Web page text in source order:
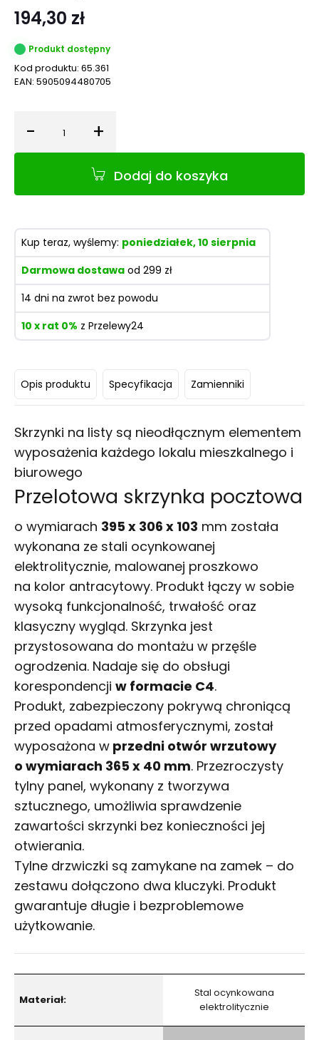
Opis produktu Specyfikacja Zamienniki
Skrzynki na listy są nieodłącznym elementem
wyposażenia każdego lokalu mieszkalnego i
biurowego
Przelotowa skrzynka pocztowa
o wymiarach 395 x 306 x 103 mm została
wykonana ze stali ocynkowanej
elektrolitycznie, malowanej proszkowo
na kolor antracytowy. Produkt łączy w sobie
wysoką funkcjonalność, trwałość oraz
klasyczny wygląd. Skrzynka jest
przystosowana do montażu w przęśle
ogrodzenia. Nadaje się do obsługi
korespondencji w formacie C4.
Produkt, zabezpieczony pokrywą chroniącą
przed opadami atmosferycznymi, został
wyposażona w przedni otwór wrzutowy
o wymiarach 365 x 40 mm. Przezroczysty
tylny panel, wykonany z tworzywa
sztucznego, umożliwia sprawdzenie
zawartości skrzynki bez konieczności jej
otwierania.
Tylne drzwiczki są zamykane na zamek – do
zestawu dołączono dwa kluczyki. Produkt
gwarantuje długie i bezproblemowe
użytkowanie.
Materiał:
Stal ocynkowana
elektrolitycznie
194,30 zł
Produkt dostępny
Kod produktu: 65.361
EAN: 5905094480705
- Ilość +
Dodaj do koszyka
Kup teraz, wyślemy: poniedziałek, 10 sierpnia
Darmowa dostawa od 299 zł
14 dni na zwrot bez powodu
10 x rat 0% z Przelewy24